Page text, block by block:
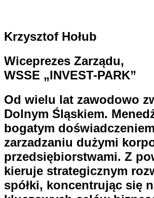
Krzysztof Hołub
Wiceprezes Zarządu,
WSSE „INVEST-PARK”
Od wielu lat zawodowo
Dolnym Śląskiem.
bogatym
zarzadzaniu dużymi
przedsiębiorstwami. Z
kieruje strategicznym
spółki, koncentrując się